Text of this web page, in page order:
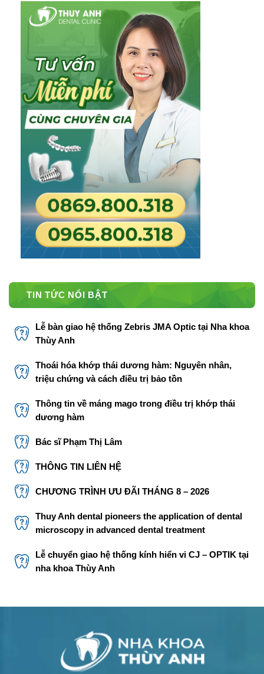
TIN TỨC NỔI BẬT
Lễ bàn giao hệ thống Zebris JMA Optic tại Nha khoa
Thùy Anh
Thoái hóa khớp thái dương hàm: Nguyên nhân,
triệu chứng và cách điều trị bảo tồn
Thông tin về máng mago trong điều trị khớp thái
dương hàm
Bác sĩ Phạm Thị Lâm
THÔNG TIN LIÊN HỆ
CHƯƠNG TRÌNH ƯU ĐÃI THÁNG 8 – 2026
Thuy Anh dental pioneers the application of dental
microscopy in advanced dental treatment
Lễ chuyển giao hệ thống kính hiển vi CJ – OPTIK tại
nha khoa Thùy Anh